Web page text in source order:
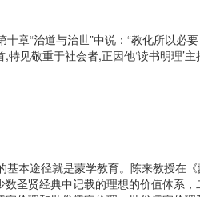
章“治道与治世”中说：“教化所以必
特见敬重于社会者,正因他‘读书明理’
本途径就是蒙学教育。陈来教授在
圣贤经典中记载的理想的价值体系